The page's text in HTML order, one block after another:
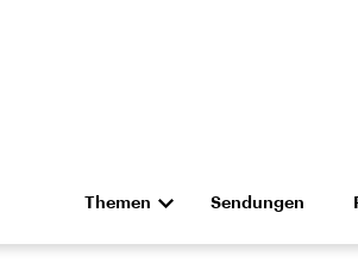
Themen
Die Nachrichten Politik
Sendungen